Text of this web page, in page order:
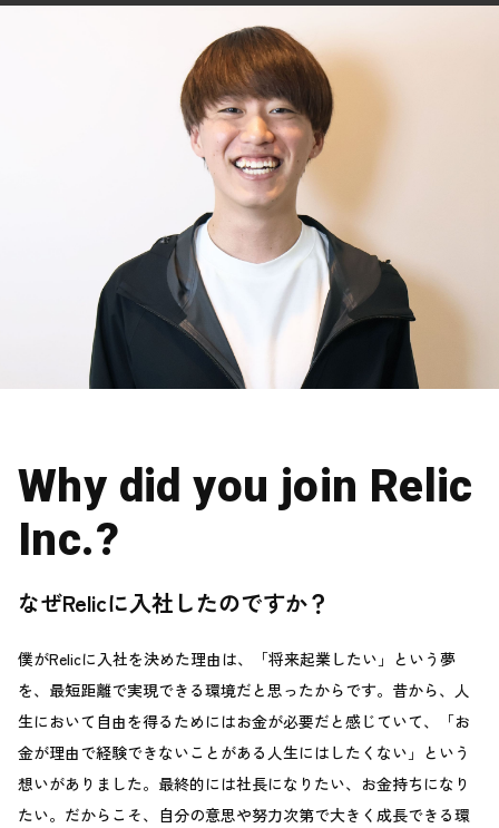
Why did you join Relic
Inc.?
なぜRelicに入社したのですか？
僕がRelicに入社を決めた理由は、「将来起業したい」という夢
を、最短距離で実現できる環境だと思ったからです。昔から、人
生において自由を得るためにはお金が必要だと感じていて、「お
金が理由で経験できないことがある人生にはしたくない」という
想いがありました。最終的には社長になりたい、お金持ちになり
たい。だからこそ、自分の意思や努力次第で大きく成長できる環